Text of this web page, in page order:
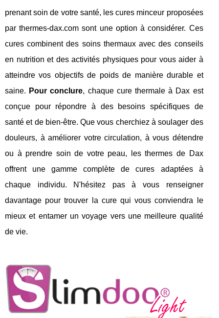
prenant soin de votre santé, les cures minceur proposées
par thermes-dax.com sont une option à considérer. Ces
cures combinent des soins thermaux avec des conseils
en nutrition et des activités physiques pour vous aider à
atteindre vos objectifs de poids de manière durable et
saine. Pour conclure, chaque cure thermale à Dax est
conçue pour répondre à des besoins spécifiques de
santé et de bien-être. Que vous cherchiez à soulager des
douleurs, à améliorer votre circulation, à vous détendre
ou à prendre soin de votre peau, les thermes de Dax
offrent une gamme complète de cures adaptées à
chaque individu. N'hésitez pas à vous renseigner
davantage pour trouver la cure qui vous conviendra le
mieux et entamer un voyage vers une meilleure qualité
de vie.